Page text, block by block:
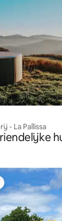
- La Pallissa